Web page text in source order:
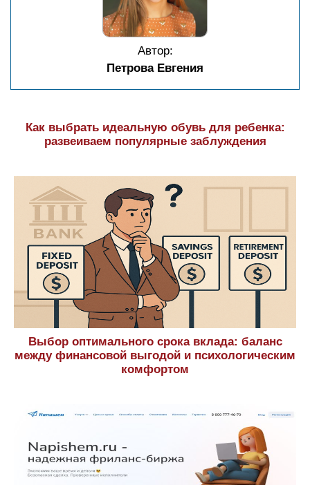
Автор:
Петрова Евгения
Как выбрать идеальную обувь для ребенка:
развеиваем популярные заблуждения
Выбор оптимального срока вклада: баланс
между финансовой выгодой и психологическим
комфортом